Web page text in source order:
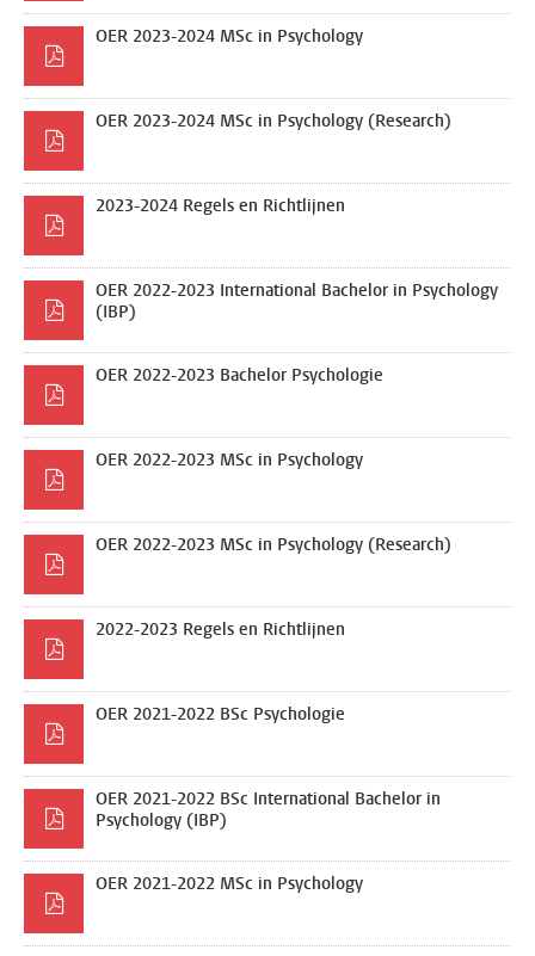
OER 2023-2024 MSc in Psychology
OER 2023-2024 MSc in Psychology (Research)
2023-2024 Regels en Richtlijnen
OER 2022-2023 International Bachelor in Psychology
(IBP)
OER 2022-2023 Bachelor Psychologie
OER 2022-2023 MSc in Psychology
OER 2022-2023 MSc in Psychology (Research)
2022-2023 Regels en Richtlijnen
OER 2021-2022 BSc Psychologie
OER 2021-2022 BSc International Bachelor in
Psychology (IBP)
OER 2021-2022 MSc in Psychology